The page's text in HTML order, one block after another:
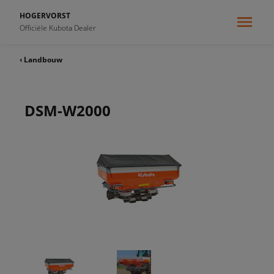
HOGERVORST
Officiële Kubota Dealer
‹ Landbouw
DSM-W2000